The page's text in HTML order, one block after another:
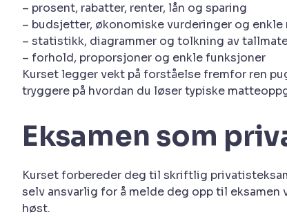
– prosent, rabatter, renter, lån og sparing
– budsjetter, økonomiske vurderinger og
– statistikk, diagrammer og tolkning av
– forhold, proporsjoner og enkle funksjoner
Kurset legger vekt på forståelse fremfor ren
tryggere på hvordan du løser typiske
Eksamen som
Kurset forbereder deg til skriftlig
selv ansvarlig for å melde deg opp til
høst.